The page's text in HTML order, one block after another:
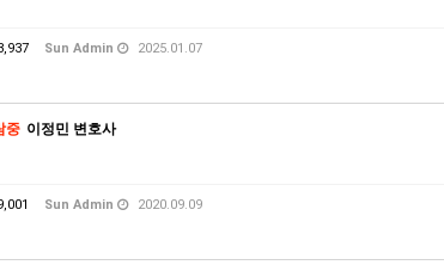
Sun Admin 2025.01.07
중 이정민 변호사
Sun Admin 2020.09.09